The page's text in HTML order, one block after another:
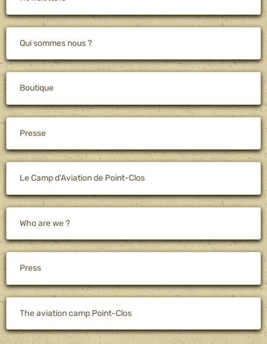
Qui sommes nous ?
Boutique
Presse
Le Camp d'Aviation de Point-Clos
Who are we ?
Press
The aviation camp Point-Clos